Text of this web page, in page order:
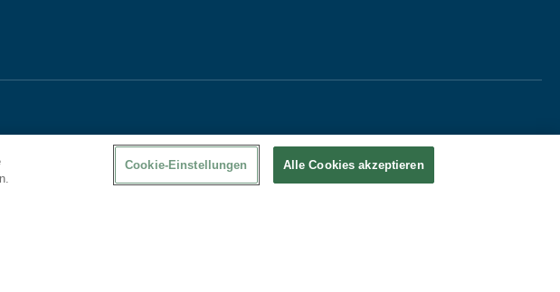
Cookie-Einstellungen Alle Cookies akzeptieren